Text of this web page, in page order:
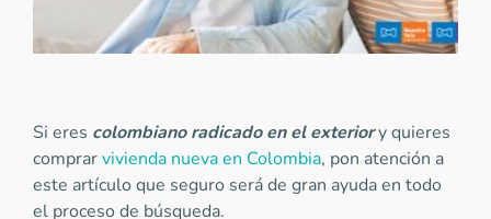
Si eres colombiano radicado en el exteriory quieres
comprarvivienda nueva en Colombia, pon atención a
este artículo que seguro será de gran ayuda en todo
el proceso de búsqueda.